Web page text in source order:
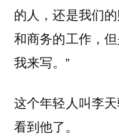
的人，还是我们
和商务的工作，
我来写。”
这个年轻人叫李
看到他了。